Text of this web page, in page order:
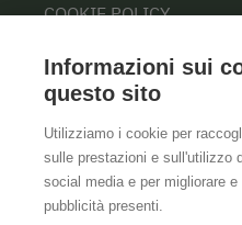
COOKIE POLICY
Informazioni sui
questo sito
Utilizziamo i cookie per
sulle prestazioni e sull'utilizzo
social media e per migliorare
pubblicità presenti.